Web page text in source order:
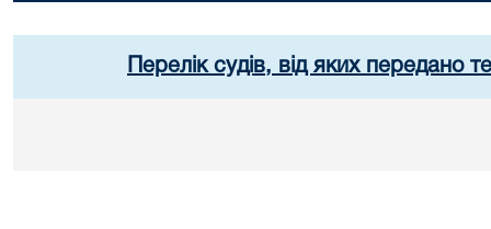
Перелік судів, від яких передано